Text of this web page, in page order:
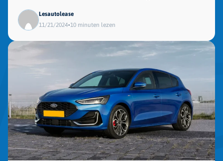
aansluiten op jouw behoeften!
Lesautolease
11/21/2024•10 minuten lezen